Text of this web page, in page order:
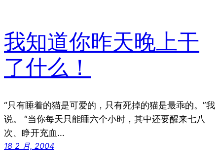
我知道你昨天晚上干
了什么！
“只有睡着的猫是可爱的，只有死掉的猫是最乖的。”我
说。 “当你每天只能睡六个小时，其中还要醒来七八
次、睁开充血…
18 2 月, 2004